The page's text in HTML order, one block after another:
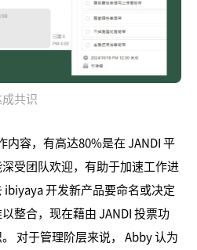
共识
内容，有高达80%是在 JANDI 平
受团队欢迎，有助于加速工作进
开发新产品要命名或决定
整合，现在藉由 JANDI 投票功
对于管理阶层来说， Abby 认为